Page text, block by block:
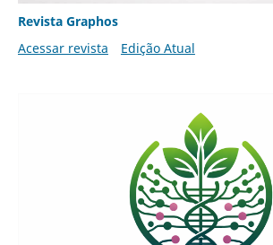
Revista Graphos
Acessar revista
Edição Atual